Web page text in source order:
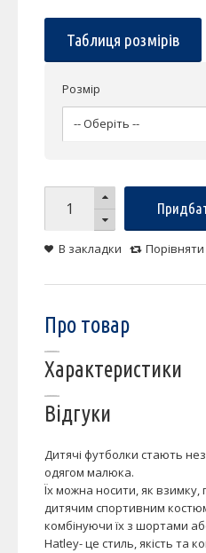
Таблиця розмірів
Розмір
В закладки Порівняти
Про товар
Характеристики
Відгуки
Дитячі футболки стають
одягом малюка.
Їх можна носити, як
дитячим спортивним
комбінуючи їх з шортами
Hatley- це стиль, якість та